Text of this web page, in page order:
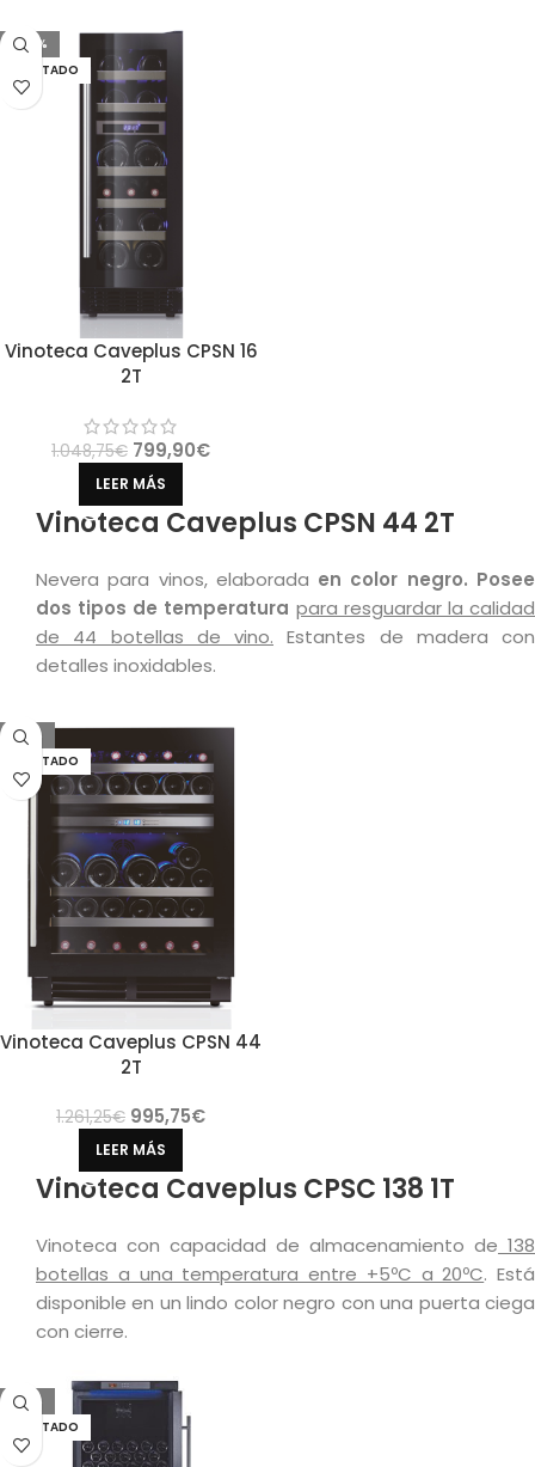
-24%
AGOTADO
Vinoteca Caveplus CPSN 16
2T
1.048,75€ 799,90€
LEER MÁS
Vinoteca Caveplus CPSN 44 2T
Nevera para vinos, elaborada en color negro. Posee
dos tipos de temperatura para resguardar la calidad
de 44 botellas de vino. Estantes de madera con
detalles inoxidables.
-21%
AGOTADO
Vinoteca Caveplus CPSN 44
2T
1.261,25€ 995,75€
LEER MÁS
Vinoteca Caveplus CPSC 138 1T
Vinoteca con capacidad de almacenamiento de 138
botellas a una temperatura entre +5ºC a 20ºC. Está
disponible en un lindo color negro con una puerta ciega
con cierre.
-15%
AGOTADO